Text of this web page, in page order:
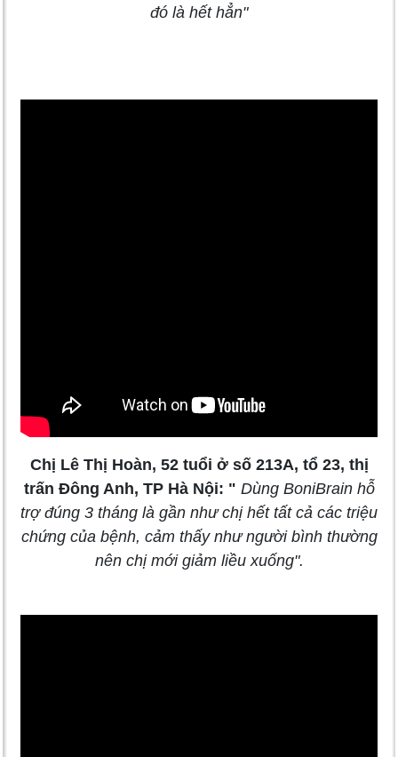
đó là hết hẳn"
Chị Lê Thị Hoàn, 52 tuổi ở số 213A, tổ 23, thị
trấn Đông Anh, TP Hà Nội: " Dùng BoniBrain hỗ
trợ đúng 3 tháng là gần như chị hết tất cả các triệu
chứng của bệnh, cảm thấy như người bình thường
nên chị mới giảm liều xuống".